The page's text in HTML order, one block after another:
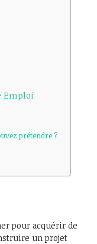
Emploi
prétendre ?
pour acquérir de
un projet